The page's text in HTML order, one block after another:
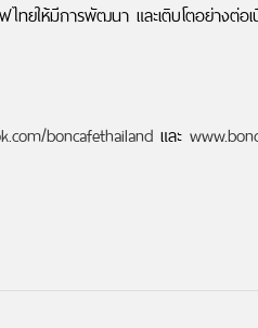
ทยให้มีการพัฒนา และเติบโตอย่างต่
boncafethailand และ